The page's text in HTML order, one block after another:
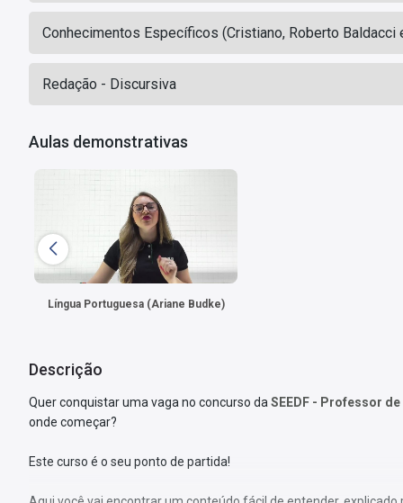
Conhecimentos Específicos (Cristiano, Roberto Baldacci
Redação - Discursiva
Aulas demonstrativas
Língua Portuguesa (Ariane Budke)
Descrição
Quer conquistar uma vaga no concurso da SEEDF - Professor
onde começar?
Este curso é o seu ponto de partida!